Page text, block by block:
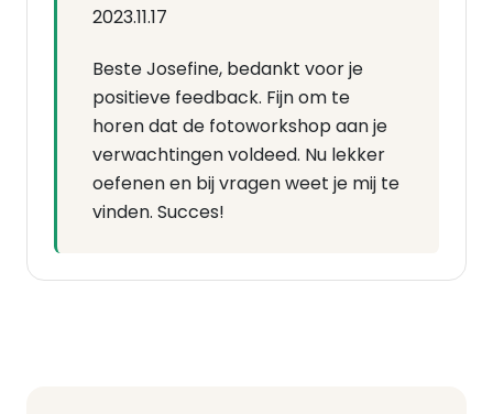
2023.11.17
Beste Josefine, bedankt voor je
positieve feedback. Fijn om te
horen dat de fotoworkshop aan je
verwachtingen voldeed. Nu lekker
oefenen en bij vragen weet je mij te
vinden. Succes!